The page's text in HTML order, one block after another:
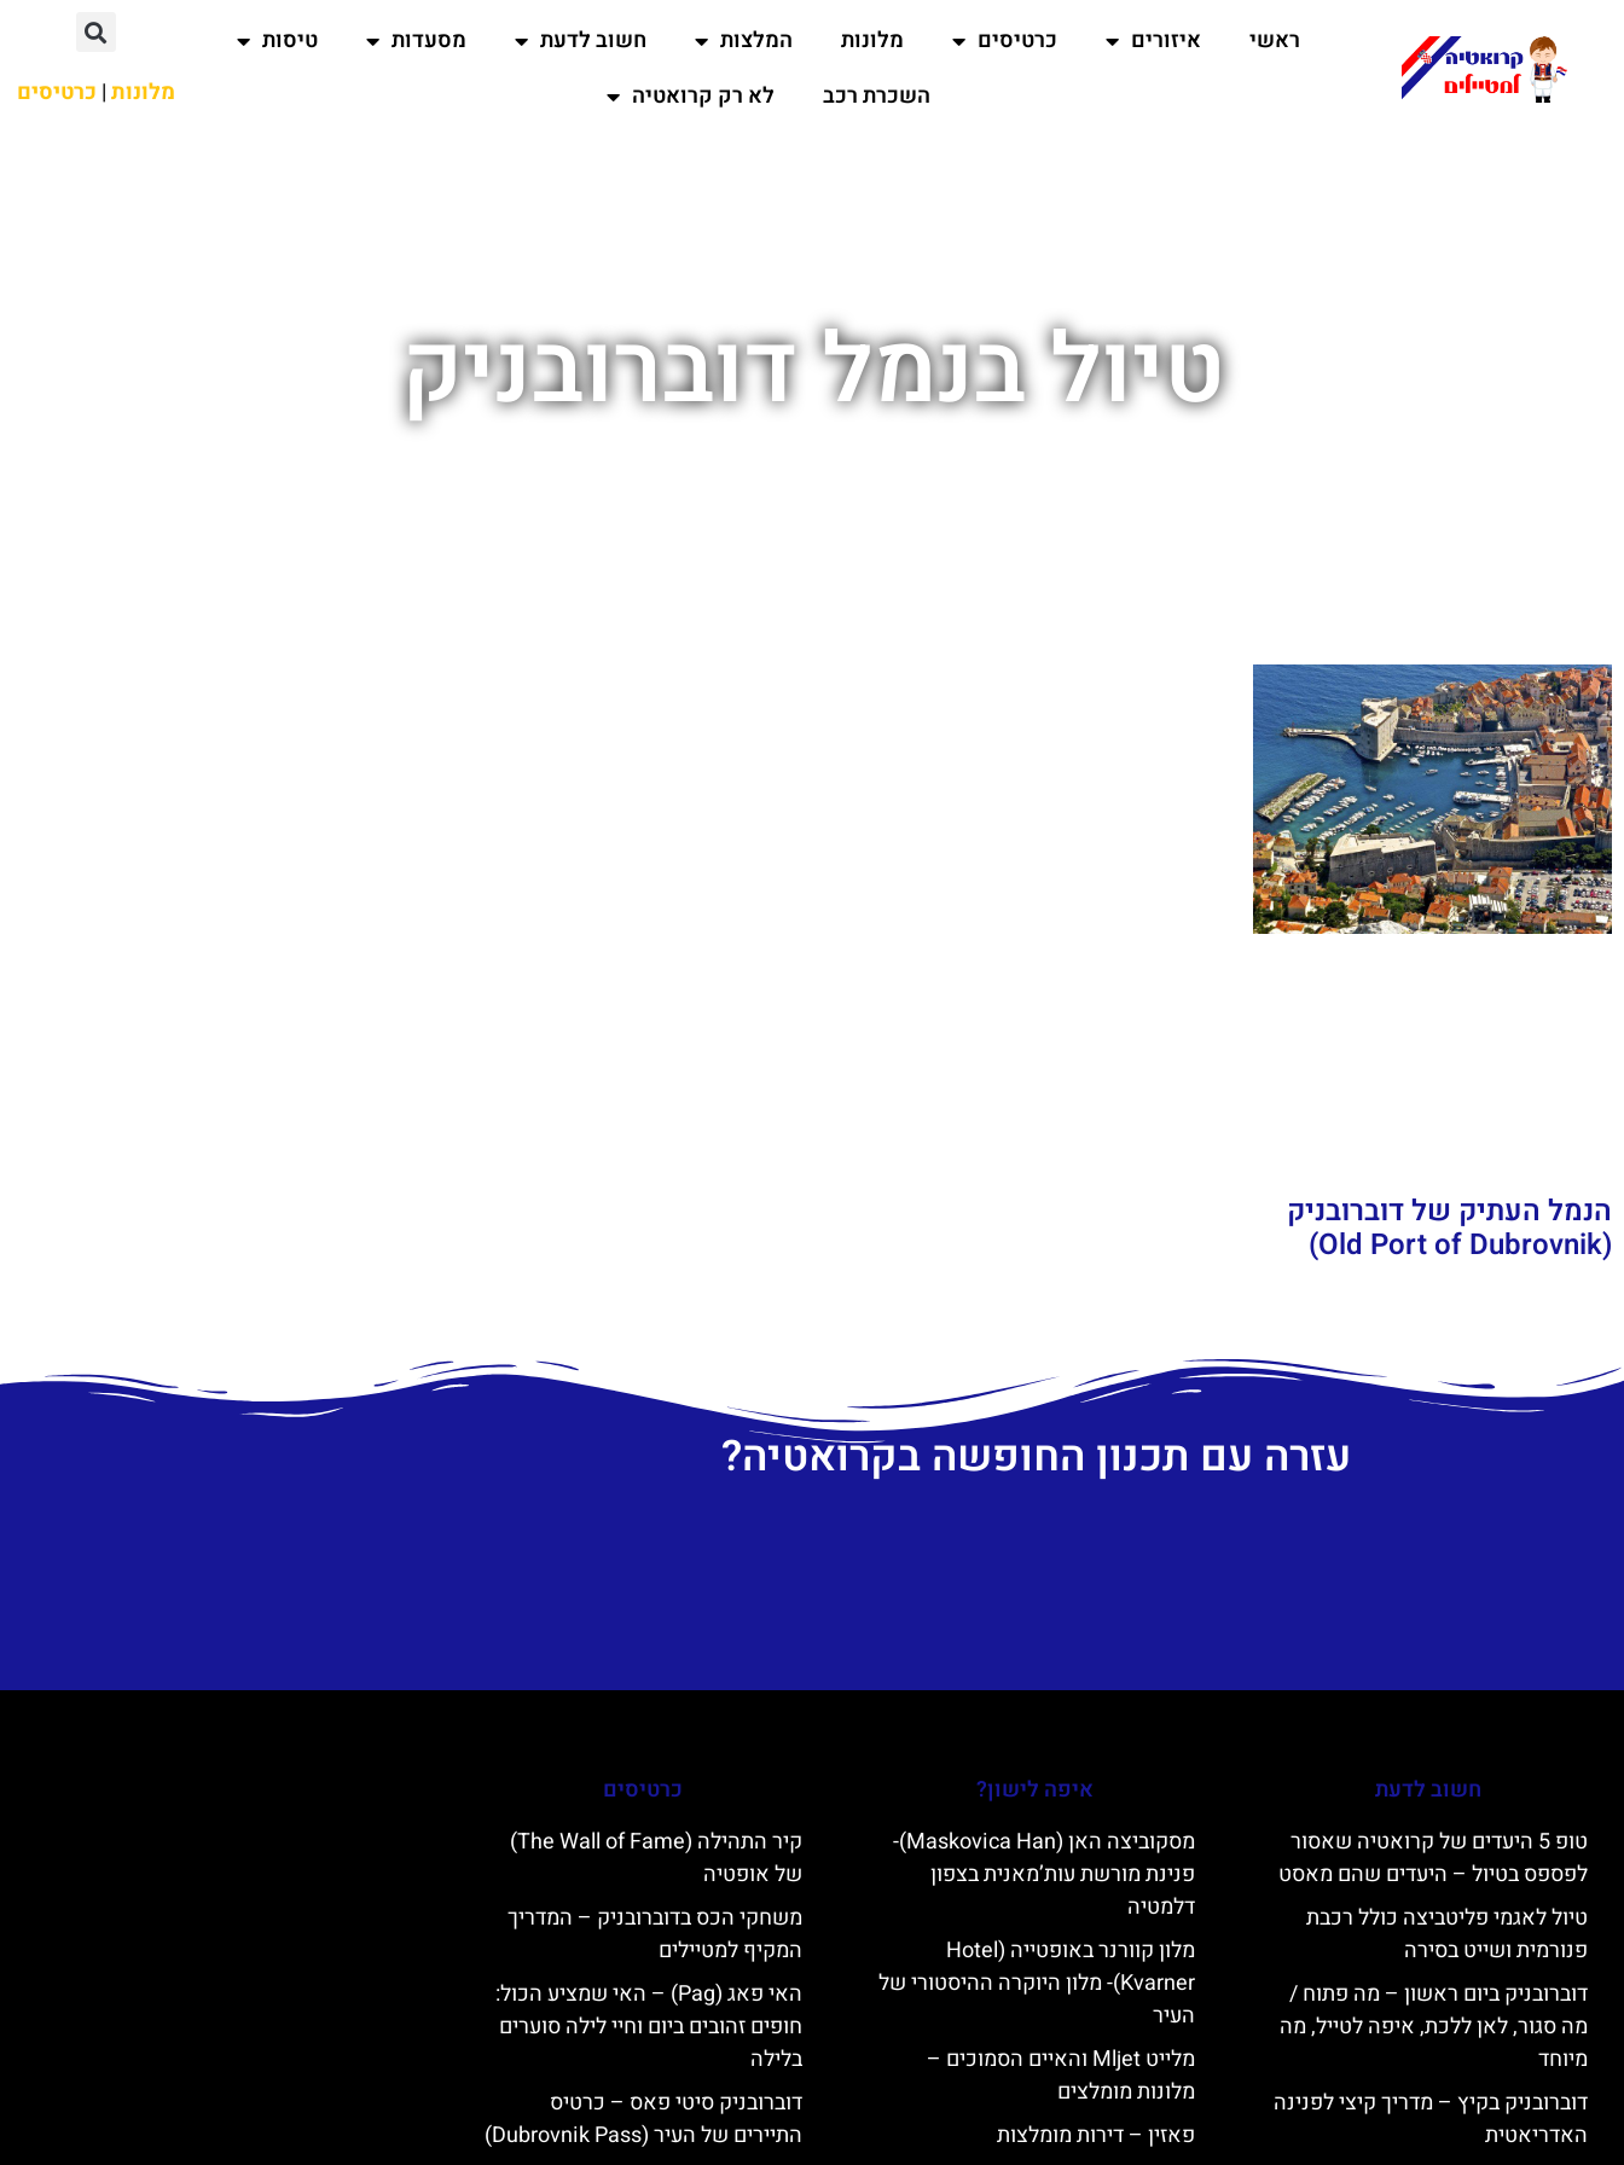
ראשי איזורים כרטיסים מלונות המלצות חשוב לדעת מסעדות
טיסות
השכרת רכב
לא רק קרואטיה מלונות| כרטיסים
טיול בנמל דוברובניק
הנמל העתיק של דוברובניק
(Old Port of Dubrovnik)
עזרה עם תכנון החופשה בקרואטיה?
חשוב לדעת
טופ 5 היעדים של קרואטיה שאסור
לפספס בטיול – היעדים שהם מאסט
טיול לאגמי פליטביצה כולל רכבת
פנורמית ושייט בסירה
דוברובניק ביום ראשון – מה פתוח /
מה סגור, לאן ללכת, איפה לטייל, מה
מיוחד
דוברובניק בקיץ – מדריך קיצי לפנינה
האדריאטית
איפה לישון?
מסקוביצה האן (Maskovica Han)-
פנינת מורשת עות’מאנית בצפון
דלמטיה
מלון קוורנר באופטייה (Hotel
Kvarner)- מלון היוקרה ההיסטורי של
העיר
מלייט Mljet והאיים הסמוכים –
מלונות מומלצים
פאזין – דירות מומלצות
כרטיסים
קיר התהילה (The Wall of Fame)
של אופטיה
משחקי הכס בדוברובניק – המדריך
המקיף למטיילים
האי פאג (Pag) – האי שמציע הכול:
חופים זהובים ביום וחיי לילה סוערים
בלילה
דוברובניק סיטי פאס – כרטיס
התיירים של העיר (Dubrovnik Pass)